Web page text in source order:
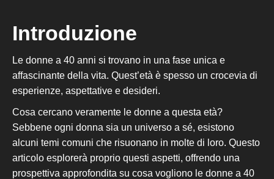
Introduzione
Le donne a 40 anni si trovano in una fase unica e
affascinante della vita. Quest’età è spesso un crocevia di
esperienze, aspettative e desideri.
Cosa cercano veramente le donne a questa età?
Sebbene ogni donna sia un universo a sé, esistono
alcuni temi comuni che risuonano in molte di loro. Questo
articolo esplorerà proprio questi aspetti, offrendo una
prospettiva approfondita su cosa vogliono le donne a 40